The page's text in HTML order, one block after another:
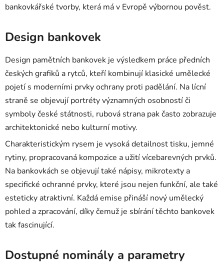
bankovkářské tvorby, která má v Evropě výbornou pověst.
Design bankovek
Design pamětních bankovek je výsledkem práce předních
českých grafiků a rytců, kteří kombinují klasické umělecké
pojetí s moderními prvky ochrany proti padělání. Na lícní
straně se objevují portréty významných osobností či
symboly české státnosti, rubová strana pak často zobrazuje
architektonické nebo kulturní motivy.
Charakteristickým rysem je vysoká detailnost tisku, jemné
rytiny, propracovaná kompozice a užití vícebarevných prvků.
Na bankovkách se objevují také nápisy, mikrotexty a
specifické ochranné prvky, které jsou nejen funkční, ale také
esteticky atraktivní. Každá emise přináší nový umělecký
pohled a zpracování, díky čemuž je sbírání těchto bankovek
tak fascinující.
Dostupné nominály a parametry